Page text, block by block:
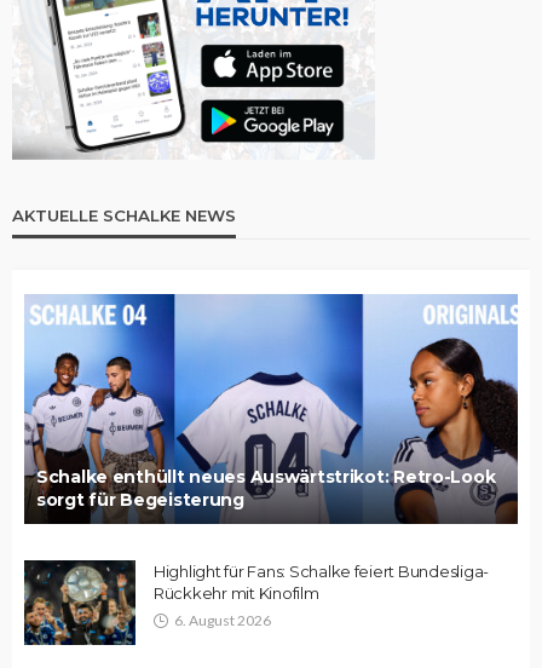
AKTUELLE SCHALKE NEWS
Schalke enthüllt neues Auswärtstrikot: Retro-Look
sorgt für Begeisterung
Highlight für Fans: Schalke feiert Bundesliga-
Rückkehr mit Kinofilm
6. August 2026